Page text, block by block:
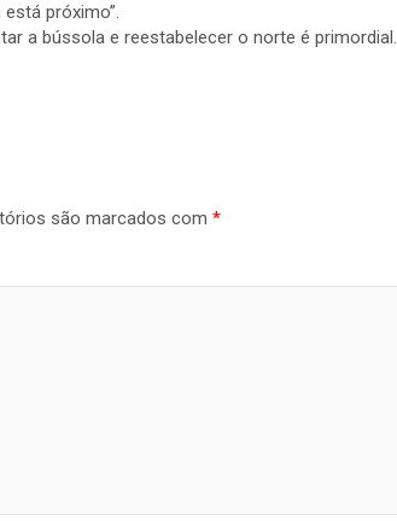
próximo”.
a bússola e reestabelecer o norte é primordial.
são marcados com *